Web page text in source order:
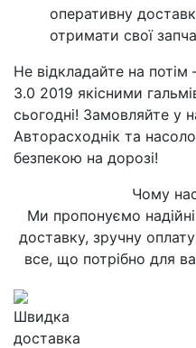
оперативну
отримати свої
Не відкладайте на потім
3.0 2019 якісними
сьогодні! Замовляйте у
Авторасходнік та
безпекою на дорозі!
Чому
Ми пропонуємо
доставку, зручну
все, що потрібно для
Швидка
доставка